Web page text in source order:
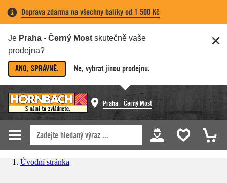
Doprava zdarma na všechny balíky od 1 500 Kč
Je Praha - Černý Most skutečně vaše
prodejna?
ANO, SPRÁVNĚ. Ne, vybrat jinou prodejnu.
Praha - Černý Most
Úvodní stránka